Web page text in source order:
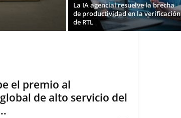
La IA agencial resuelve la brecha
de productividad en la verificación
de RTL
el premio al
de alto servicio del